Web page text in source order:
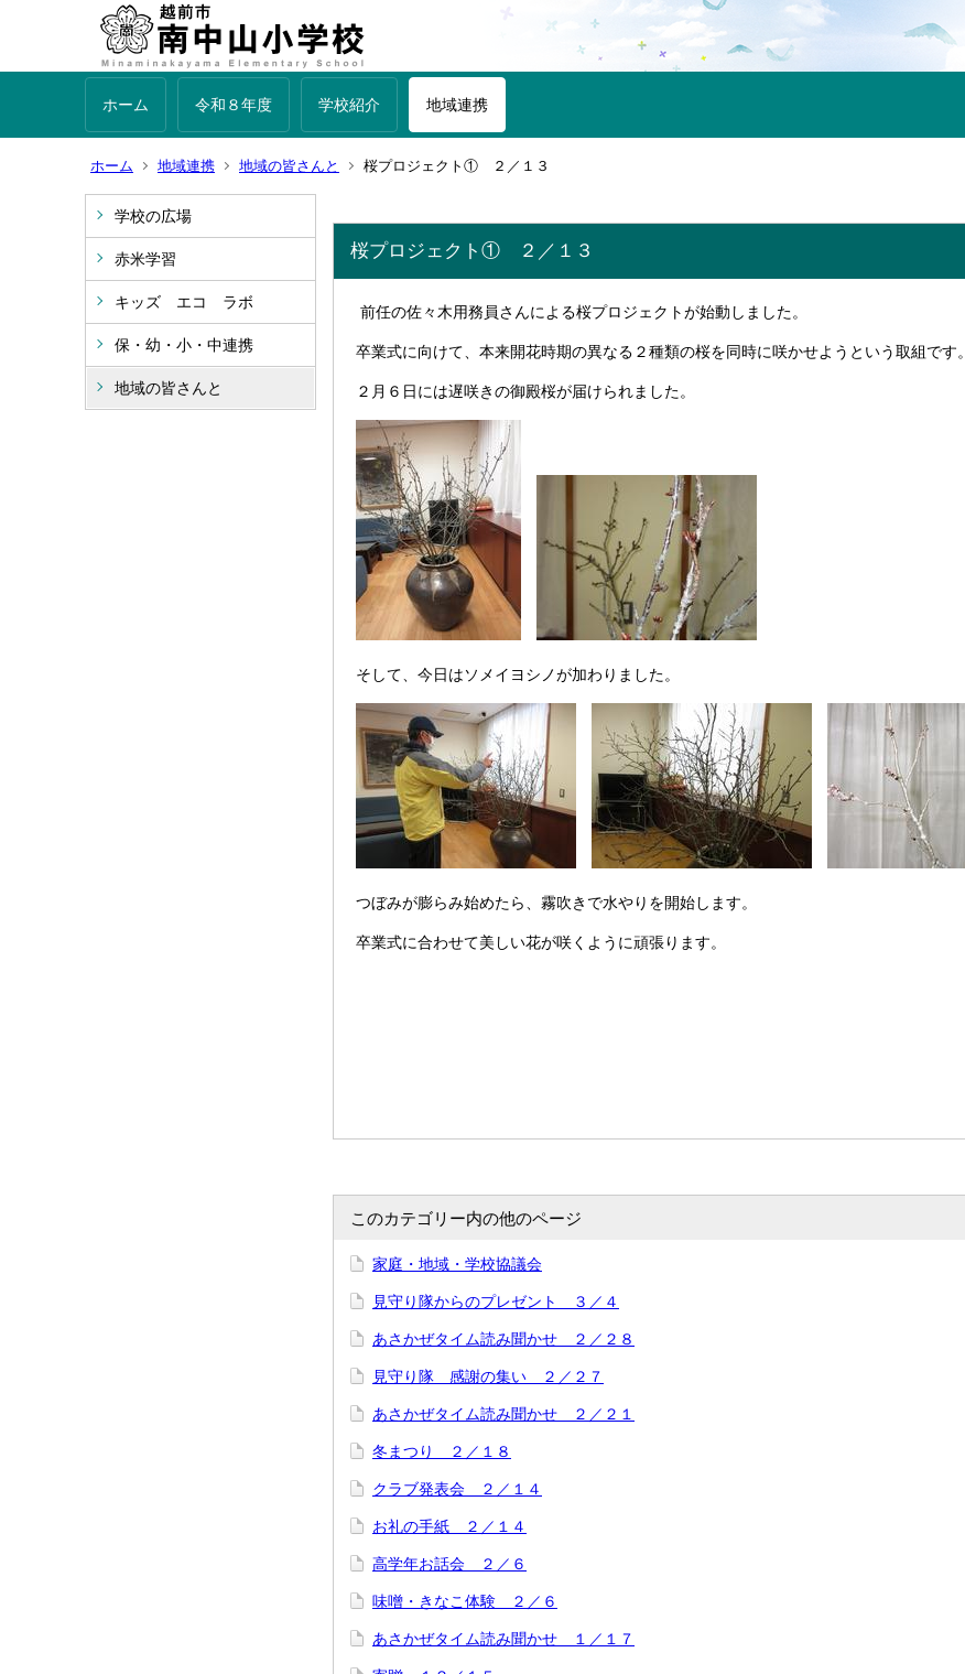
ホーム 令和８年度 学校紹介 地域連携
ホーム 地域連携 地域の皆さんと 桜プロジェクト① ２／１３
学校の広場
赤米学習
キッズ エコ ラボ
保・幼・小・中連携
地域の皆さんと
桜プロジェクト① ２／１３
前任の佐々木用務員さんによる桜プロジェクトが始動しました。
卒業式に向けて、本来開花時期の異なる２種類の桜を同時に咲かせようという取組です。
２月６日には遅咲きの御殿桜が届けられました。
そして、今日はソメイヨシノが加わりました。
つぼみが膨らみ始めたら、霧吹きで水やりを開始します。
卒業式に合わせて美しい花が咲くように頑張ります。
このカテゴリー内の他のページ
家庭・地域・学校協議会
見守り隊からのプレゼント ３／４
あさかぜタイム読み聞かせ ２／２８
見守り隊 感謝の集い ２／２７
あさかぜタイム読み聞かせ ２／２１
冬まつり ２／１８
クラブ発表会 ２／１４
お礼の手紙 ２／１４
高学年お話会 ２／６
味噌・きなこ体験 ２／６
あさかぜタイム読み聞かせ １／１７